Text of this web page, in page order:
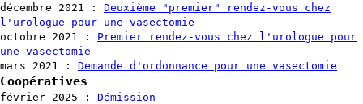
décembre 2021
:
Deuxième "premier" rendez-vous chez
l'urologue pour une vasectomie
octobre 2021
:
Premier rendez-vous chez l'urologue pour
une vasectomie
mars 2021
: Demande d'ordonnance pour une vasectomie
Coopératives
février 2025 : Démission